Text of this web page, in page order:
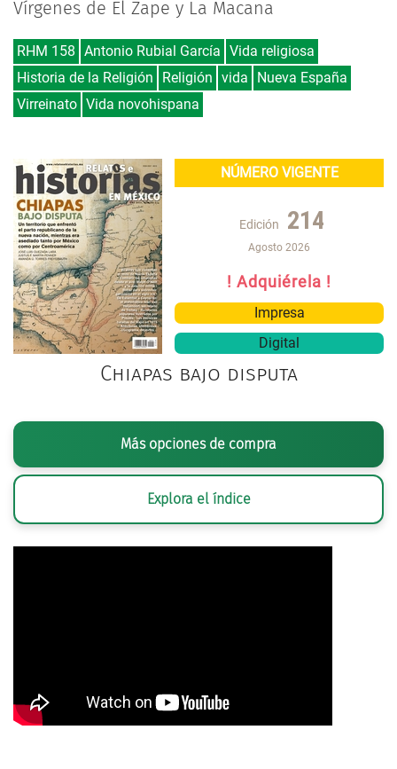
Vírgenes de El Zape y La Macana
RHM 158 Antonio Rubial García Vida religiosa
Historia de la Religión
Religión vida
Nueva España
Virreinato Vida novohispana
NÚMERO VIGENTE
Edición 214
Agosto 2026
! Adquiérela !
Impresa
Digital
Chiapas bajo disputa
Más opciones de compra
Explora el índice